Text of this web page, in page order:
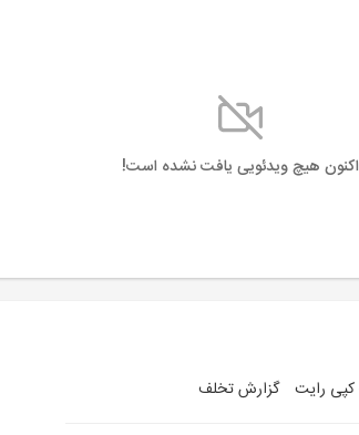
اکنون هیچ ویدئویی یافت نشده است!
گزارش تخلف